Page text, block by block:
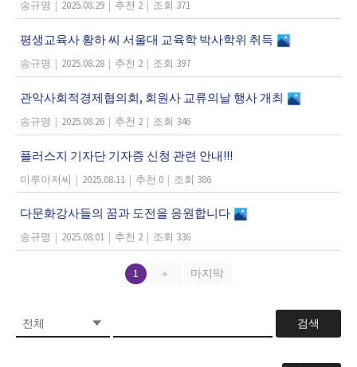
송규명 | 2025.08.29 | 추천 2 | 조회 371
평생교육사 황하 씨 서울대 교육학 박사학위 취득
송규명 | 2025.08.28 | 추천 2 | 조회 397
관악사회적경제협의회, 회원사 교류의날 행사 개최
송규명 | 2025.08.26 | 추천 2 | 조회 346
플러스지 기자단 기자증 신청 관련 안내!!!
미루아저씨 | 2025.08.11 | 추천 0 | 조회 386
다문화강사들의 꿈과 도전을 응원합니다
송규명 | 2025.08.01 | 추천 2 | 조회 336
1 » 마지막
검색